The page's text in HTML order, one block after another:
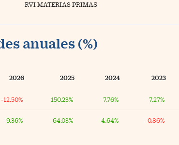
RVI MATERIAS PRIMAS
anuales (%)
2026 2025 2024 2023
-12,50% 150,23% 7,76% 7,27%
9,36% 64,03% 4,64% -0,86%